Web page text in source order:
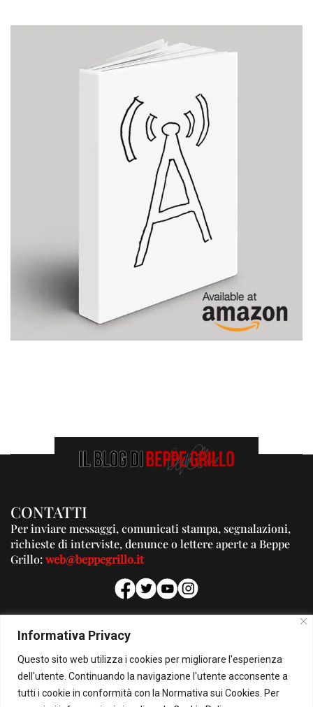
Informativa Privacy
Questo sito web utilizza i cookies per migliorare l'esperienza
dell'utente. Continuando la navigazione l'utente acconsente a
tutti i cookie in conformità con la Normativa sui Cookies. Per
CONTATTI
Per inviare messaggi, comunicati stampa, segnalazioni,
richieste di interviste, denunce o lettere aperte a Beppe
Grillo:web@beppegrillo.it
PUBBLICITA'
Per la tua pubblicità su questo Blog:
pubblicita@beppegrillo.it